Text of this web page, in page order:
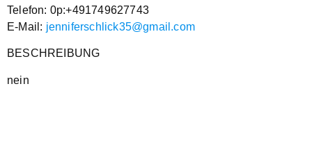
Telefon: 0p:+491749627743
E-Mail: jenniferschlick35@gmail.com
BESCHREIBUNG
nein